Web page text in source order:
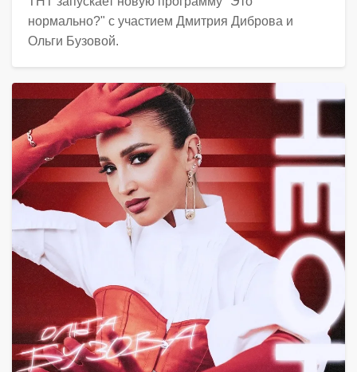
нормально?" с участием Дмитрия Диброва и
Ольги Бузовой.